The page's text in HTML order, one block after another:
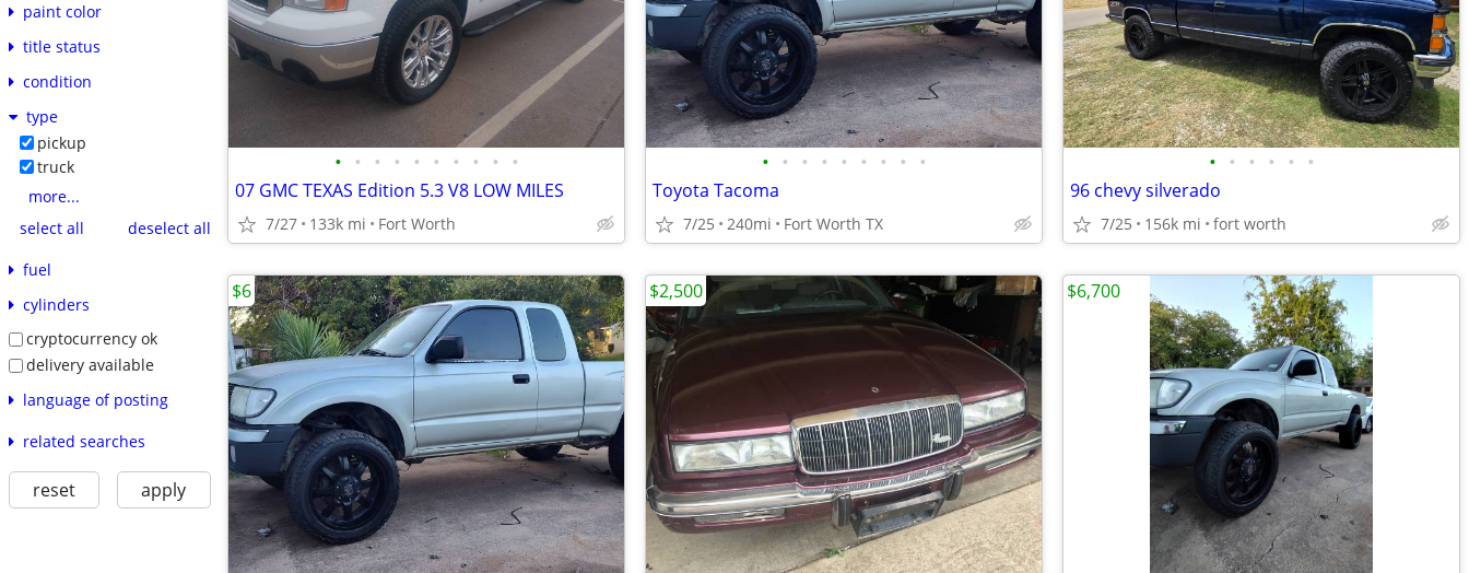
paint color
title status
condition
type
pickup
truck
more...
select all
deselect all
fuel
cylinders
cryptocurrency ok
delivery available
language of posting
related searches
reset apply
• • • • • • • • • •
07 GMC TEXAS Edition 5.3 V8 LOW MILES
7/27 133k mi Fort Worth
• • • • • • • • •
Toyota Tacoma
7/25 240mi Fort Worth TX
• • • • • •
96 chevy silverado
7/25 156k mi fort worth
$6 $2,500 $6,700